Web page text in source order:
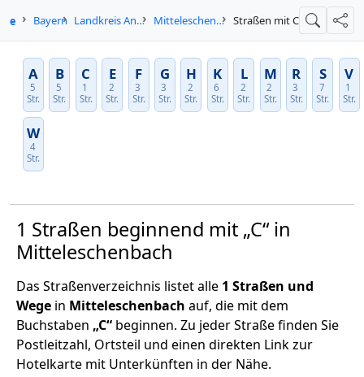
Bayern Landkreis Ansbach Mitteleschenbach Straßen mit C Suche
A
5
Str.
B
5
Str.
C
1
Str.
E
2
Str.
F
3
Str.
G
3
Str.
H
2
Str.
K
6
Str.
L
2
Str.
M
2
Str.
R
3
Str.
S
7
Str.
V
1
Str.
W
4
Str.
1 Straßen beginnend mit „C“ in
Mitteleschenbach
Das Straßenverzeichnis listet alle 1 Straßen und
Wege in Mitteleschenbach auf, die mit dem
Buchstaben „C“ beginnen. Zu jeder Straße finden Sie
Postleitzahl, Ortsteil und einen direkten Link zur
Hotelkarte mit Unterkünften in der Nähe.